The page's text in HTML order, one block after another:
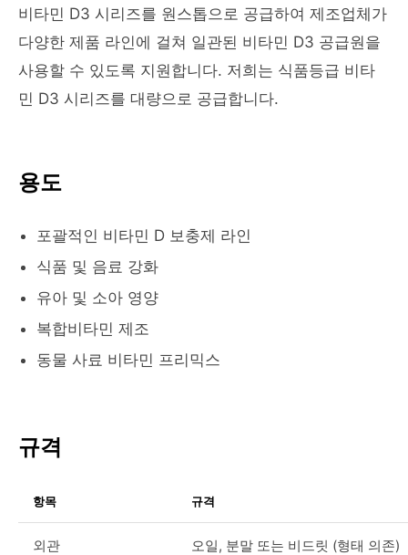
비타민 D3 시리즈를 원스톱으로 공급하여 제조업체가
다양한 제품 라인에 걸쳐 일관된 비타민 D3 공급원을
사용할 수 있도록 지원합니다. 저희는 식품등급 비타
민 D3 시리즈를 대량으로 공급합니다.
용도
포괄적인 비타민 D 보충제 라인
식품 및 음료 강화
유아 및 소아 영양
복합비타민 제조
동물 사료 비타민 프리믹스
규격
항목 규격
외관 오일, 분말 또는 비드릿 (형태 의존)